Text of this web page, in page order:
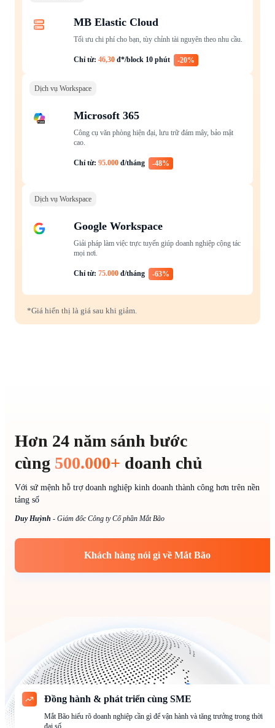
MB Elastic Cloud
Tối ưu chi phí cho bạn, tùy chỉnh tài nguyên theo nhu cầu.
Chỉ từ: 46,30 đ*/block 10 phút -20%
Dịch vụ Workspace
Microsoft 365
Công cụ văn phòng hiện đại, lưu trữ đám mây, bảo mật
cao.
Chỉ từ: 95.000 đ/tháng -48%
Dịch vụ Workspace
Google Workspace
Giải pháp làm việc trực tuyến giúp doanh nghiệp cộng tác
mọi nơi.
Chỉ từ: 75.000 đ/tháng -63%
*Giá hiển thị là giá sau khi giảm.
Hơn 24 năm sánh bước
cùng 500.000+ doanh chủ
Với sứ mệnh hỗ trợ doanh nghiệp kinh doanh thành công hơn trên nền
tảng số
Duy Huỳnh - Giám đốc Công ty Cổ phần Mắt Bão
Khách hàng nói gì về Mắt Bão
Đồng hành & phát triển cùng SME
Mắt Bão hiểu rõ doanh nghiệp cần gì để vận hành và tăng trưởng trong thời
đại số.